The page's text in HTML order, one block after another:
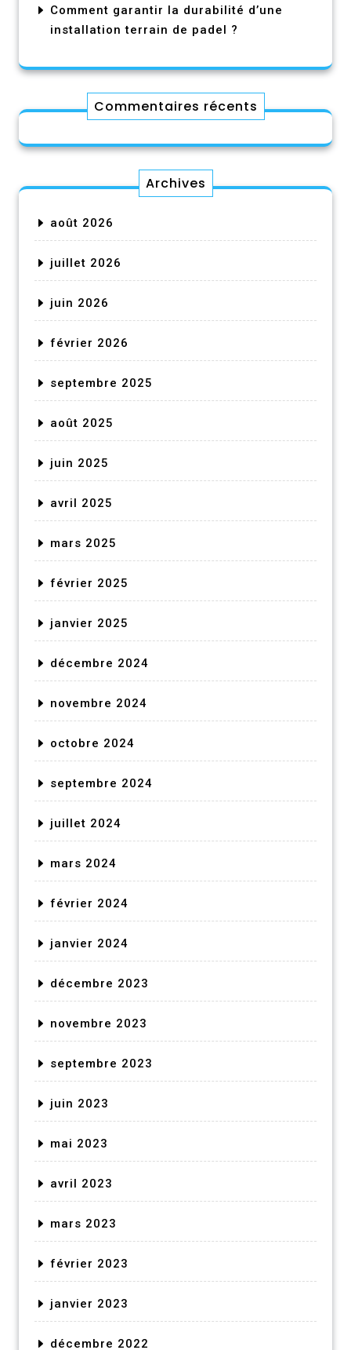
Comment garantir la durabilité d’une
installation terrain de padel ?
Commentaires récents
Archives
août 2026
juillet 2026
juin 2026
février 2026
septembre 2025
août 2025
juin 2025
avril 2025
mars 2025
février 2025
janvier 2025
décembre 2024
novembre 2024
octobre 2024
septembre 2024
juillet 2024
mars 2024
février 2024
janvier 2024
décembre 2023
novembre 2023
septembre 2023
juin 2023
mai 2023
avril 2023
mars 2023
février 2023
janvier 2023
décembre 2022